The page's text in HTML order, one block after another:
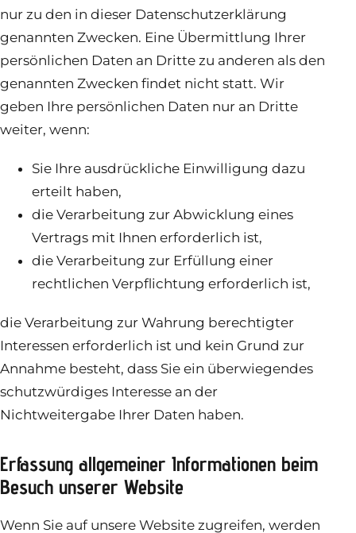
nur zu den in dieser Datenschutzerklärung
genannten Zwecken. Eine Übermittlung Ihrer
persönlichen Daten an Dritte zu anderen als den
genannten Zwecken findet nicht statt. Wir
geben Ihre persönlichen Daten nur an Dritte
weiter, wenn:
Sie Ihre ausdrückliche Einwilligung dazu
erteilt haben,
die Verarbeitung zur Abwicklung eines
Vertrags mit Ihnen erforderlich ist,
die Verarbeitung zur Erfüllung einer
rechtlichen Verpflichtung erforderlich ist,
die Verarbeitung zur Wahrung berechtigter
Interessen erforderlich ist und kein Grund zur
Annahme besteht, dass Sie ein überwiegendes
schutzwürdiges Interesse an der
Nichtweitergabe Ihrer Daten haben.
Erfassung allgemeiner Informationen beim
Besuch unserer Website
Wenn Sie auf unsere Website zugreifen, werden